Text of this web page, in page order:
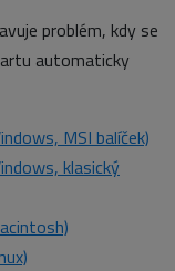
problém, kdy se
automaticky
MSI balíček)
klasický